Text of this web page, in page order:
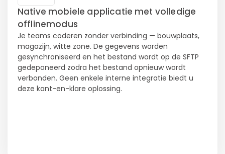
Native mobiele applicatie met volledige
offlinemodus
Je teams coderen zonder verbinding — bouwplaats,
magazijn, witte zone. De gegevens worden
gesynchroniseerd en het bestand wordt op de SFTP
gedeponeerd zodra het bestand opnieuw wordt
verbonden. Geen enkele interne integratie biedt u
deze kant-en-klare oplossing.